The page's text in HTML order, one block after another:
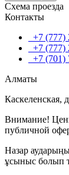
Схема проезда
Контакты
+7 (777)
+7 (777)
+7 (701)
Алматы
Каскеленская,
Внимание!
публичной
Назар
ұсыныс болып